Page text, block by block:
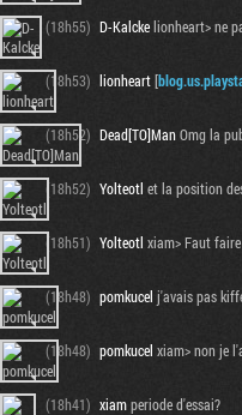
(18h55) D-Kalckelionheart> ne
(18h53) lionheart[
(18h52) Dead[TO]ManOmg la
(18h52) Yolteotl et la position
(18h51) Yolteotl xiam> Faut
(18h48) pomkucel j'avais pas
(18h48) pomkucel xiam> non je
(18h41) xiamperiode d'essai?